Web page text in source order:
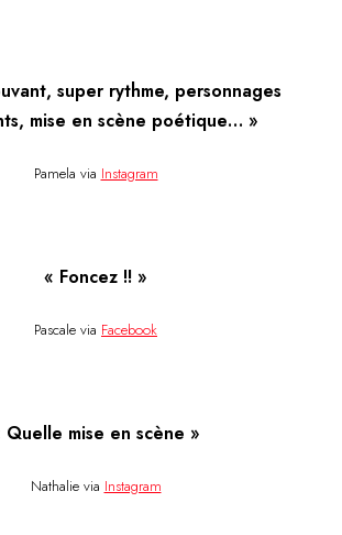
super rythme, personnages
mise en scène poétique… »
Pamela via Instagram
« Foncez !! »
Pascale via Facebook
Quelle mise en scène »
Nathalie via Instagram